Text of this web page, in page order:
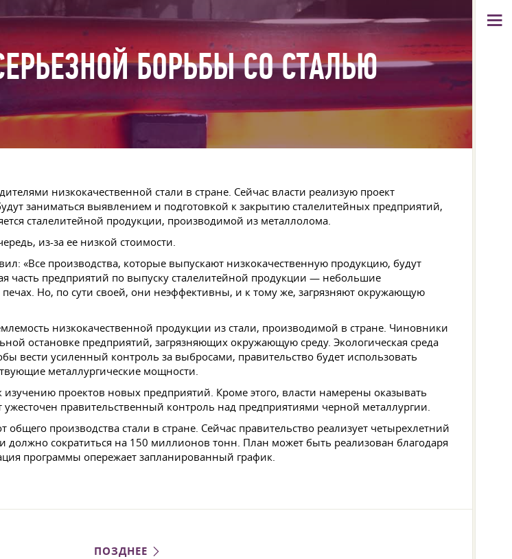
БОРЬБЫ СО СТАЛЬЮ
низкокачественной стали в стране. Сейчас власти реализую проект
заниматься выявлением и подготовкой к закрытию сталелитейных предприятий,
сталелитейной продукции, производимой из металлолома.
из-за ее низкой стоимости.
«Все производства, которые выпускают низкокачественную продукцию, будут
часть предприятий по выпуску сталелитейной продукции — небольшие
Но, по сути своей, они неэффективны, и к тому же, загрязняют окружающую
низкокачественной продукции из стали, производимой в стране. Чиновники
остановке предприятий, загрязняющих окружающую среду. Экологическая среда
вести усиленный контроль за выбросами, правительство будет использовать
металлургические мощности.
проектов новых предприятий. Кроме этого, власти намерены оказывать
правительственный контроль над предприятиями черной металлургии.
производства стали в стране. Сейчас правительство реализует четырехлетний
сократиться на 150 миллионов тонн. План может быть реализован благодаря
программы опережает запланированный график.
ПОЗДНЕЕ